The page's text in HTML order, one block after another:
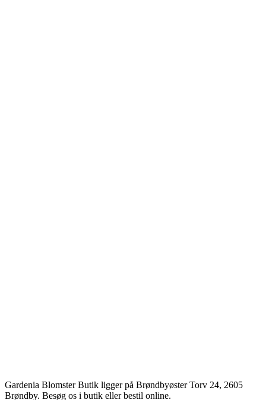
Gardenia Blomster Butik ligger på Brøndbyøster Torv 24, 2605
Brøndby. Besøg os i butik eller bestil online.